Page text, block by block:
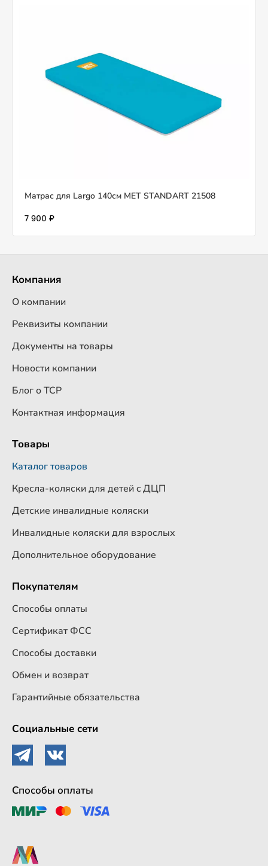
Матрас для Largo 140см MET STANDART 21508
7 900 ₽
Компания
О компании
Реквизиты компании
Документы на товары
Новости компании
Блог о ТСР
Контактная информация
Товары
Каталог товаров
Кресла-коляски для детей c ДЦП
Детские инвалидные коляски
Инвалидные коляски для взрослых
Дополнительное оборудование
Покупателям
Способы оплаты
Сертификат ФСС
Способы доставки
Обмен и возврат
Гарантийные обязательства
Социальные сети
Способы оплаты